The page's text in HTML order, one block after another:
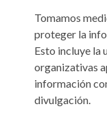
Tomamos
proteger la
Esto incluye la
organizativas
información
divulgación.